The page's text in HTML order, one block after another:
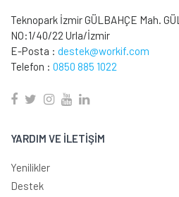
Teknopark İzmir GÜLBAHÇE Mah.
NO:1/40/22 Urla/İzmir
E-Posta : destek@workif.com
Telefon : 0850 885 1022
YARDIM VE İLETİŞİM
Yenilikler
Destek